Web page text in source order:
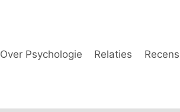
Over Psychologie Relaties